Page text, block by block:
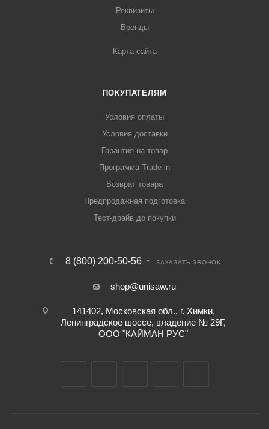
Реквизиты
Бренды
Карта сайта
ПОКУПАТЕЛЯМ
Условия оплаты
Условия доставки
Гарантия на товар
Программа Trade-in
Возврат товара
Предпродажная подготовка
Тест-драйв до покупки
8 (800) 200-50-56 ЗАКАЗАТЬ ЗВОНОК
shop@unisaw.ru
141402, Московская обл., г. Химки,
Ленинградское шоссе, владение № 29Г,
ООО "КАЙМАН РУС"